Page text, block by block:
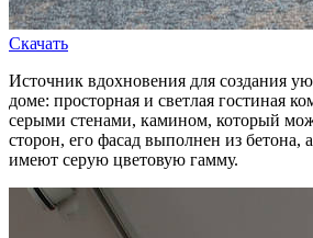
Скачать
Источник вдохновения для создания
доме: просторная и светлая гостиная
серыми стенами, камином, который
сторон, его фасад выполнен из бетона,
имеют серую цветовую гамму.